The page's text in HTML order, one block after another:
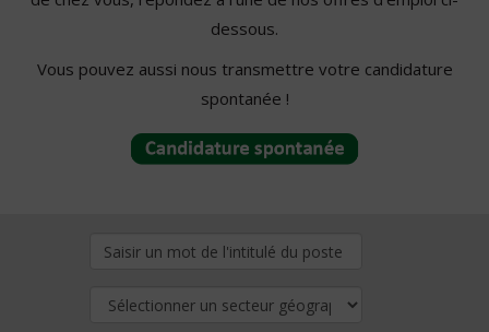
dessous.
Vous pouvez aussi nous transmettre votre candidature
spontanée !